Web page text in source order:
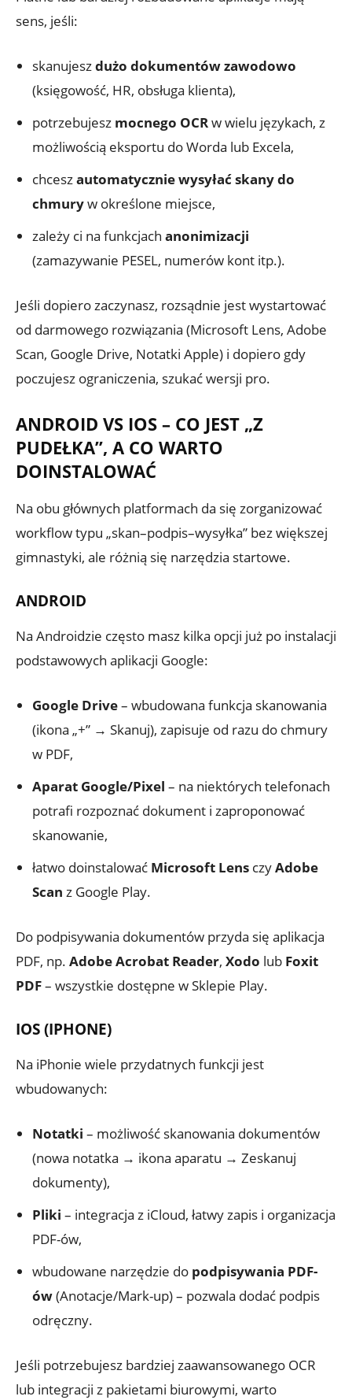
sens, jeśli:
skanujeszdużo dokumentów zawodowo
(księgowość, HR, obsługa klienta),
potrzebujesz mocnego OCRw wielu językach, z
możliwością eksportu do Worda lub Excela,
chceszautomatycznie wysyłać skany do
chmuryw określone miejsce,
zależy ci na funkcjach anonimizacji
(zamazywanie PESEL, numerów kont itp.).
Jeśli dopiero zaczynasz, rozsądnie jest wystartować
od darmowego rozwiązania (Microsoft Lens, Adobe
Scan, Google Drive, Notatki Apple) i dopiero gdy
poczujesz ograniczenia, szukać wersji pro.
ANDROID VS IOS – CO JEST „Z
PUDEŁKA”, A CO WARTO
DOINSTALOWAĆ
Na obu głównych platformach da się zorganizować
workflow typu „skan–podpis–wysyłka” bez większej
gimnastyki, ale różnią się narzędzia startowe.
ANDROID
Na Androidzie często masz kilka opcji już po instalacji
podstawowych aplikacji Google:
Google Drive– wbudowana funkcja skanowania
(ikona „+” → Skanuj), zapisuje od razu do chmury
w PDF,
Aparat Google/Pixel – na niektórych telefonach
potrafi rozpoznać dokument i zaproponować
skanowanie,
łatwo doinstalować Microsoft Lens czyAdobe
Scan z Google Play.
Do podpisywania dokumentów przyda się aplikacja
PDF, np. Adobe Acrobat Reader, Xodo lub Foxit
PDF– wszystkie dostępne w Sklepie Play.
IOS (IPHONE)
Na iPhonie wiele przydatnych funkcji jest
wbudowanych:
Notatki – możliwość skanowania dokumentów
(nowa notatka → ikona aparatu → Zeskanuj
dokumenty),
Pliki – integracja z iCloud, łatwy zapis i organizacja
PDF-ów,
wbudowane narzędzie do podpisywania PDF-
ów(Anotacje/Mark-up) – pozwala dodać podpis
odręczny.
Jeśli potrzebujesz bardziej zaawansowanego OCR
lub integracji z pakietami biurowymi, warto